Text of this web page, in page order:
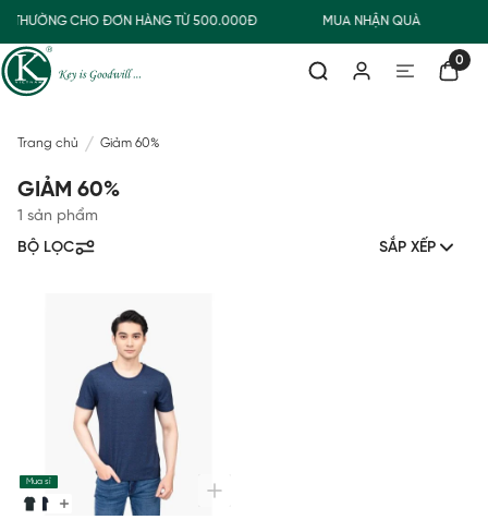
THƯỜNG CHO ĐƠN HÀNG TỪ 500.000Đ MUA NHẬN QUÀ
0
Trang chủ Giảm 60%
GIẢM 60%
1 sản phẩm
BỘ LỌC
SẮP XẾP
Mua sỉ